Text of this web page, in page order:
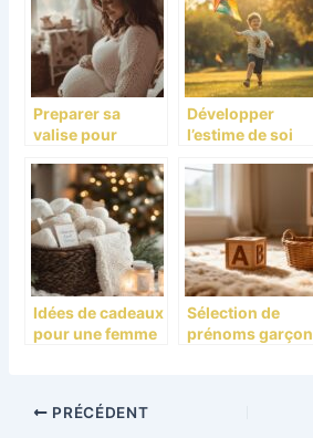
Escapade
Gourmande et
Artistique
Preparer sa
valise pour
passe-t-il a la
semaine 34 de
grossesse (36
SA) ?
Développer
l’estime de soi
ans –
Psychologie des
enfants : guide
pratique pour
mamans solos
Idées de cadeaux
pour une femme
Sélection de
prénoms garçon
PRÉCÉDENT